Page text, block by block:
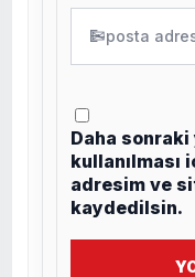
✉
Daha sonraki
kullanılması
adresim ve
kaydedilsin.